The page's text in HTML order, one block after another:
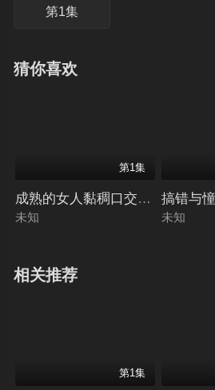
第1集
猜你喜欢
第1集
成熟的女人黏稠口交射精7 月野
未知
搞错与
未知
相关推荐
第1集